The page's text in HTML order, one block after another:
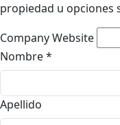
propiedad u opciones
Company Website
Nombre*
Apellido